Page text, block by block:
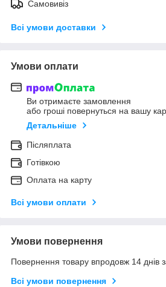
Самовивіз
Всі умови доставки
Умови оплати
Ви отримаєте замовлення
або гроші повернуться на вашу
Детальніше
Післяплата
Готівкою
Оплата на карту
Всі умови оплати
Умови повернення
Повернення товару впродовж 14 днів
Всі умови повернення